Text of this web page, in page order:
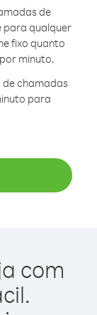
de
para qualquer
fixo quanto
minuto.
chamadas
para
com